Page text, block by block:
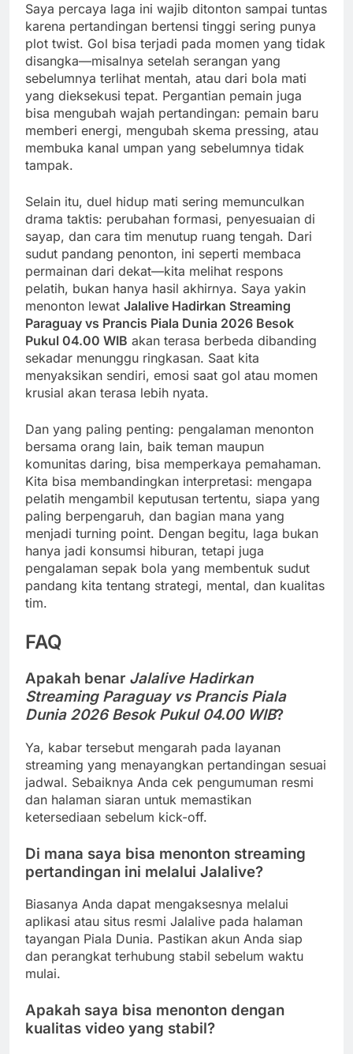
Saya percaya laga ini wajib ditonton sampai tuntas
karena pertandingan bertensi tinggi sering punya
plot twist. Gol bisa terjadi pada momen yang tidak
disangka—misalnya setelah serangan yang
sebelumnya terlihat mentah, atau dari bola mati
yang dieksekusi tepat. Pergantian pemain juga
bisa mengubah wajah pertandingan: pemain baru
memberi energi, mengubah skema pressing, atau
membuka kanal umpan yang sebelumnya tidak
tampak.
Selain itu, duel hidup mati sering memunculkan
drama taktis: perubahan formasi, penyesuaian di
sayap, dan cara tim menutup ruang tengah. Dari
sudut pandang penonton, ini seperti membaca
permainan dari dekat—kita melihat respons
pelatih, bukan hanya hasil akhirnya. Saya yakin
menonton lewat Jalalive Hadirkan Streaming
Paraguay vs Prancis Piala Dunia 2026 Besok
Pukul 04.00 WIB akan terasa berbeda dibanding
sekadar menunggu ringkasan. Saat kita
menyaksikan sendiri, emosi saat gol atau momen
krusial akan terasa lebih nyata.
Dan yang paling penting: pengalaman menonton
bersama orang lain, baik teman maupun
komunitas daring, bisa memperkaya pemahaman.
Kita bisa membandingkan interpretasi: mengapa
pelatih mengambil keputusan tertentu, siapa yang
paling berpengaruh, dan bagian mana yang
menjadi turning point. Dengan begitu, laga bukan
hanya jadi konsumsi hiburan, tetapi juga
pengalaman sepak bola yang membentuk sudut
pandang kita tentang strategi, mental, dan kualitas
tim.
FAQ
Apakah benar Jalalive Hadirkan
Streaming Paraguay vs Prancis Piala
Dunia 2026 Besok Pukul 04.00 WIB?
Ya, kabar tersebut mengarah pada layanan
streaming yang menayangkan pertandingan sesuai
jadwal. Sebaiknya Anda cek pengumuman resmi
dan halaman siaran untuk memastikan
ketersediaan sebelum kick-off.
Di mana saya bisa menonton streaming
pertandingan ini melalui Jalalive?
Biasanya Anda dapat mengaksesnya melalui
aplikasi atau situs resmi Jalalive pada halaman
tayangan Piala Dunia. Pastikan akun Anda siap
dan perangkat terhubung stabil sebelum waktu
mulai.
Apakah saya bisa menonton dengan
kualitas video yang stabil?